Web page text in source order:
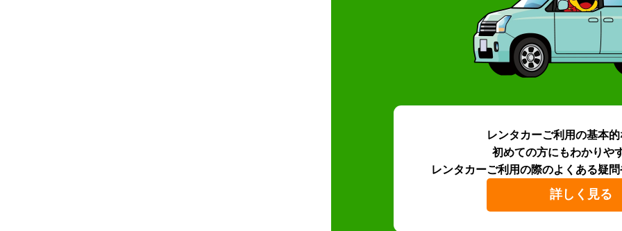
レンタカーご利用の基本
初めての方にもわかりや
レンタカーご利用の際のよくある疑問
詳しく見る